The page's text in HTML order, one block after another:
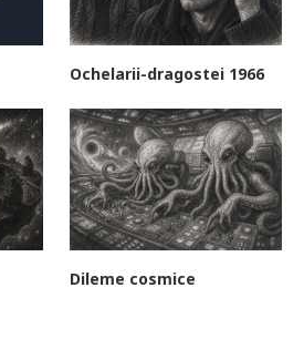
Ochelarii-dragostei 1966
Dileme cosmice